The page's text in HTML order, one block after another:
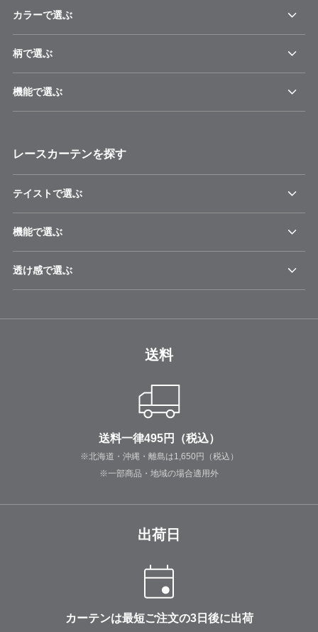
カラーで選ぶ
柄で選ぶ
機能で選ぶ
レースカーテンを探す
テイストで選ぶ
機能で選ぶ
透け感で選ぶ
送料
送料一律495円（税込）
※北海道・沖縄・離島は1,650円（税込）
※一部商品・地域の場合適用外
出荷日
カーテンは最短ご注文の3日後に出荷